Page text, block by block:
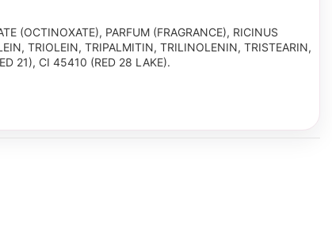
(OCTINOXATE), PARFUM (FRAGRANCE), RICINUS
TRIOLEIN, TRIPALMITIN, TRILINOLENIN, TRISTEARIN,
21), CI 45410 (RED 28 LAKE).